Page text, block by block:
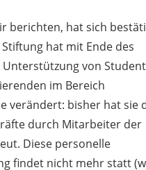
berichten, hat sich
hat mit Ende des
Unterstützung von
im Bereich
verändert: bisher hat sie
durch Mitarbeiter der
Diese personelle
findet nicht mehr statt